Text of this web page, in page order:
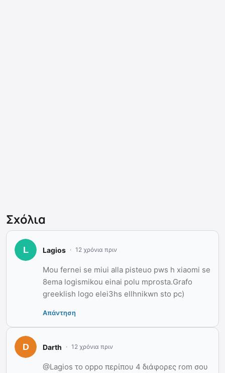
Σχόλια
Lagios 12 χρόνια πριν
Mou fernei se miui alla pisteuo pws h xiaomi se
8ema logismikou einai polu mprosta.Grafo
greeklish logo elei3hs ellhnikwn sto pc)
Απάντηση
Darth 12 χρόνια πριν
@Lagios το oppo περίπου 4 διάφορες rom σου